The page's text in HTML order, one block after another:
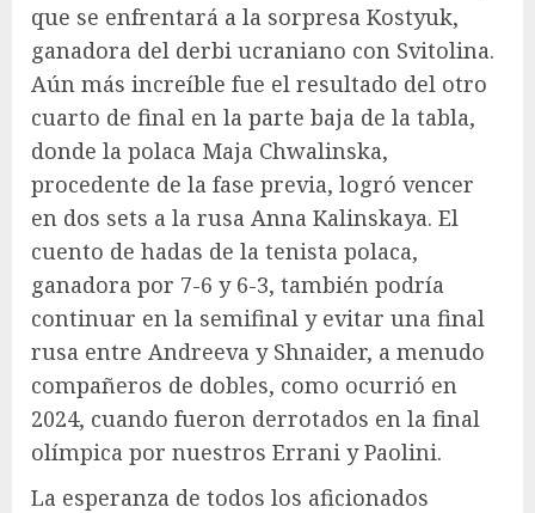
que se enfrentará a la sorpresa Kostyuk,
ganadora del derbi ucraniano con Svitolina.
Aún más increíble fue el resultado del otro
cuarto de final en la parte baja de la tabla,
donde la polaca Maja Chwalinska,
procedente de la fase previa, logró vencer
en dos sets a la rusa Anna Kalinskaya. El
cuento de hadas de la tenista polaca,
ganadora por 7-6 y 6-3, también podría
continuar en la semifinal y evitar una final
rusa entre Andreeva y Shnaider, a menudo
compañeros de dobles, como ocurrió en
2024, cuando fueron derrotados en la final
olímpica por nuestros Errani y Paolini.
La esperanza de todos los aficionados